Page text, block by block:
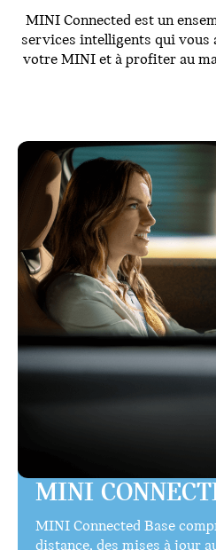
MINI Connected est un
services intelligents qui vous
votre MINI et à profiter au
MINI
MINI Connected Base
distance, des mises à jour